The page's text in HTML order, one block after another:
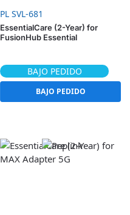
PL SVL-681
EssentialCare (2-Year) for
FusionHub Essential
BAJO PEDIDO
BAJO PEDIDO